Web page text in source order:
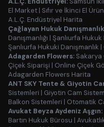
El Market | Sıfır ve İkinci El
A.L.Ç. Endüstriyel Harita
Çağlayan Hukuk
Danışmanlığı | Şanlıurfa
Şanlıurfa Hukuki Danışmanlık |
Adagarden Flowers: Sakarya
Çiçek Siparişi | Online Çiçek
Adagarden Flowers Harita
ANT SKY Tente & Giyotin
Sistemleri | Giyotin Cam
Balkon Sistemleri | Otomatik
Avukat Beyza Aydeniz Aşgın:
Bartın Hukuk Bürosu |